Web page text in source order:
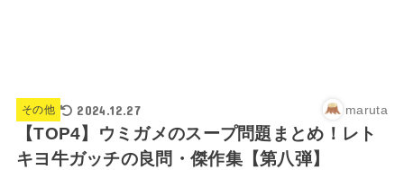
その他 2024.12.27 maruta
【TOP4】ウミガメのスープ問題まとめ！レト
キヨ牛ガッチの良問・傑作集【第八弾】